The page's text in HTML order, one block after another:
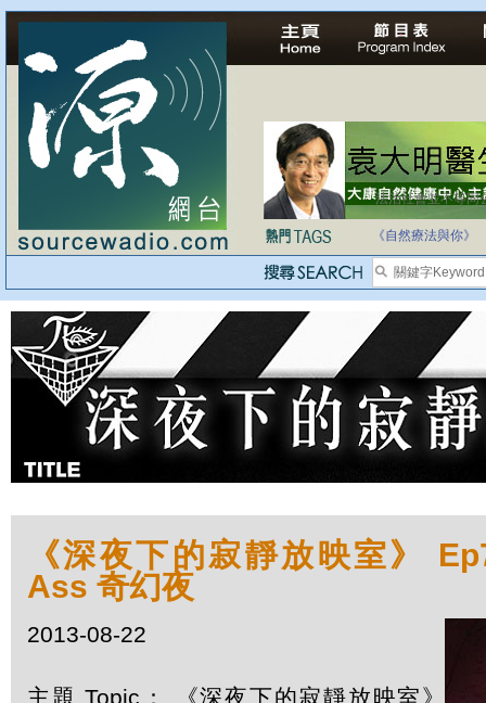
法治社會並不等同
自家教育合法化-
《自然療法與你》
《深夜下的寂靜放映室》
Ass 奇幻夜
2013-08-22
主題 Topic： 《深夜下的寂靜放映室》